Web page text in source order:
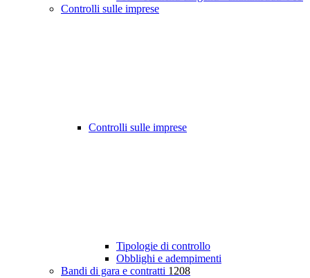
Controlli sulle imprese
Controlli sulle imprese
Tipologie di controllo
Obblighi e adempimenti
Bandi di gara e contratti 1208